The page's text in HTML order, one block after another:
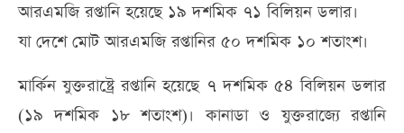
আরএমজি রপ্তানি হয়েছে ১৯ দশমিক ৭১ বিলিয়ন ডলার।
যা দেশে মোট আরএমজি রপ্তানির ৫০ দশমিক ১০ শতাংশ।
মার্কিন যুক্তরাষ্ট্রে রপ্তানি হয়েছে ৭ দশমিক ৫৪ বিলিয়ন ডলার
(১৯ দশমিক ১৮ শতাংশ)। কানাডা ও যুক্তরাজ্যে রপ্তানি